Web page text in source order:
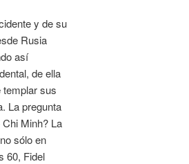
y de su
Rusia
así
de ella
sus
La pregunta
Minh? La
sólo en
60, Fidel